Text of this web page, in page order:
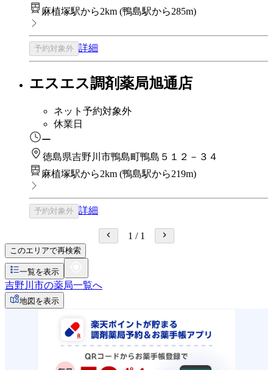
麻植塚駅から2km (鴨島駅から285m)
予約対象外 詳細
エスエス調剤薬局旭通店
ネット予約対象外
休業日
ー
徳島県吉野川市鴨島町鴨島５１２－３４
麻植塚駅から2km (鴨島駅から219m)
予約対象外 詳細
1 / 1
このエリアで再検索
一覧を表示
吉野川市の薬局一覧へ
地図を表示